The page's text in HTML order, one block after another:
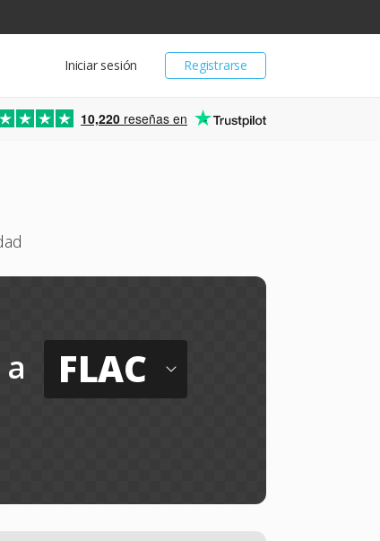
Registrarse
Iniciar sesión
10,220 reseñas en
a FLAC